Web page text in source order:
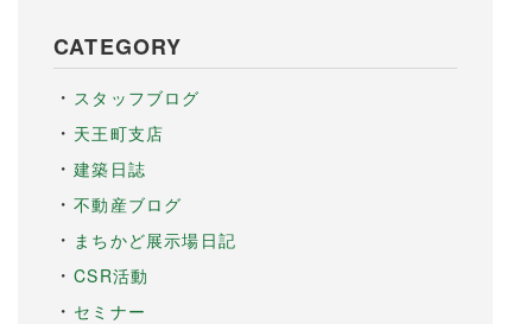
CATEGORY
スタッフブログ
天王町支店
建築日誌
不動産ブログ
まちかど展示場日記
CSR活動
セミナー